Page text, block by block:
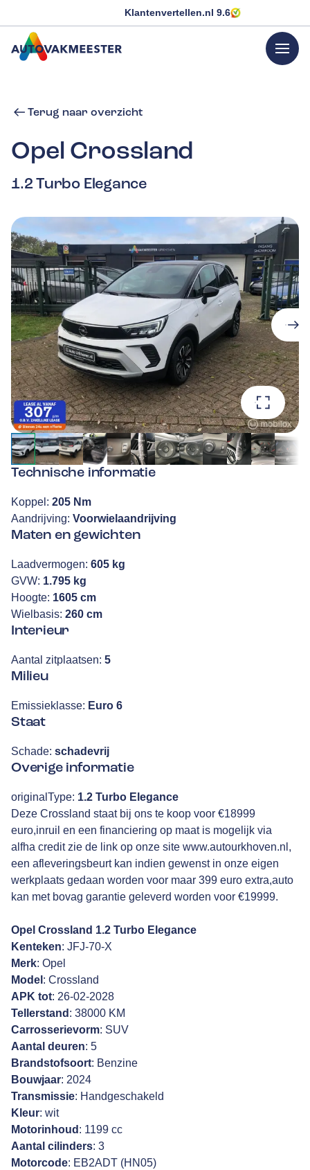
Klantenvertellen.nl 9.6
menu
Terug naar overzicht
Opel Crossland
1.2 Turbo Elegance
Technische informatie
Koppel: 205 Nm
Aandrijving: Voorwielaandrijving
Maten en gewichten
Laadvermogen: 605 kg
GVW: 1.795 kg
Hoogte: 1605 cm
Wielbasis: 260 cm
Interieur
Aantal zitplaatsen: 5
Milieu
Emissieklasse: Euro 6
Staat
Schade: schadevrij
Overige informatie
originalType: 1.2 Turbo Elegance
Deze Crossland staat bij ons te koop voor €18999
euro,inruil en een financiering op maat is mogelijk via
alfha credit zie de link op onze site www.autourkhoven.nl,
een afleveringsbeurt kan indien gewenst in onze eigen
werkplaats gedaan worden voor maar 399 euro extra,auto
kan met bovag garantie geleverd worden voor €19999.
Opel Crossland 1.2 Turbo Elegance
Kenteken: JFJ-70-X
Merk: Opel
Model : Crossland
APK tot: 26-02-2028
Tellerstand : 38000 KM
Carrosserievorm: SUV
Aantal deuren: 5
Brandstofsoort: Benzine
Bouwjaar: 2024
Transmissie: Handgeschakeld
Kleur: wit
Motorinhoud : 1199 cc
Aantal cilinders: 3
Motorcode: EB2ADT (HN05)